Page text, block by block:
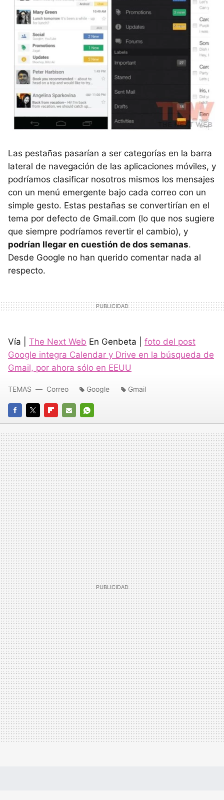
Las pestañas pasarían a ser categorías en la barra
lateral de navegación de las aplicaciones móviles, y
podríamos clasificar nosotros mismos los mensajes
con un menú emergente bajo cada correo con un
simple gesto. Estas pestañas se convertirían en el
tema por defecto de Gmail.com (lo que nos sugiere
que siempre podríamos revertir el cambio), y
podrían llegar en cuestión de dos semanas.
Desde Google no han querido comentar nada al
respecto.
Vía | The Next Web En Genbeta | foto del post
Google integra Calendar y Drive en la búsqueda de
Gmail, por ahora sólo en EEUU
FACEBOOK
TWITTERFLIPBOARD
E-
MAIL
WHATSAPP
TEMAS Correo Google Gmail